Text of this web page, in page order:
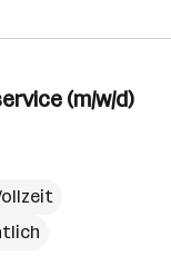
(m/w/d)